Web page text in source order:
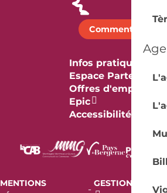
Comment venir ?
Infos pratiques
Espace Partenaires
Offres d'emploi &
Epic
Accessibilité
MENTIONS
-
GESTION DES